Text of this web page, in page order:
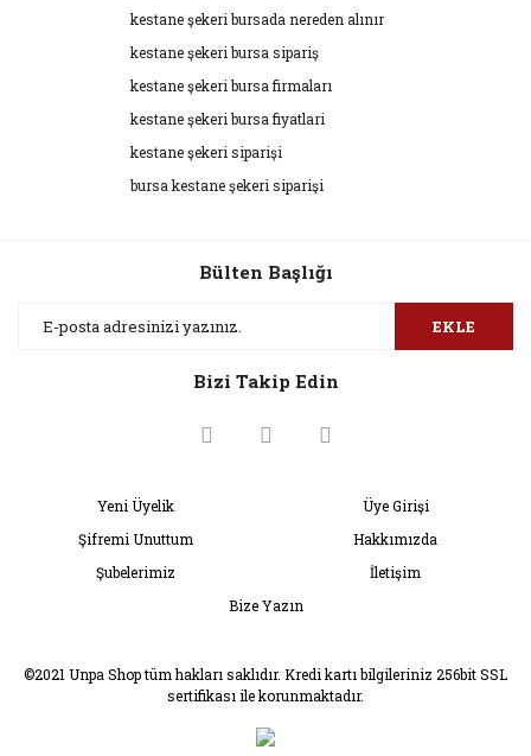
Ürün resmi kalitesiz, bozuk veya görüntülenemiyor.
Ürün açıklamasında eksik bilgiler bulunuyor.
Ürün bilgilerinde hatalar bulunuyor.
Ürün fiyatı diğer sitelerden daha pahalı.
Bu ürüne benzer farklı alternatifler olmalı.
kestane şekeri bursada nereden alınır
kestane şekeri bursa sipariş
kestane şekeri bursa firmaları
kestane şekeri bursa fiyatlari
kestane şekeri siparişi
bursa kestane şekeri siparişi
Bülten Başlığı
EKLE
Bizi Takip Edin
Yeni Üyelik
Üye Girişi
Şifremi Unuttum
Hakkımızda
Şubelerimiz
İletişim
Bize Yazın
©2021 Unpa Shop tüm hakları saklıdır. Kredi kartı bilgileriniz 256bit SSL
sertifikası ile korunmaktadır.